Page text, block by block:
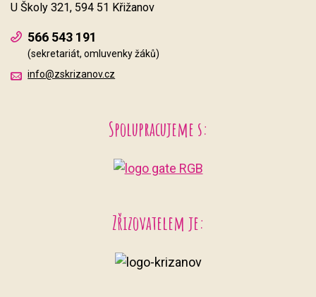
U Školy 321, 594 51 Křižanov
566 543 191
(sekretariát, omluvenky žáků)
info@zskrizanov.cz
Spolupracujeme s:
Zřizovatelem je: